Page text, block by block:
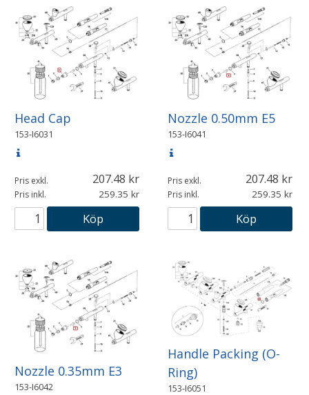
Head Cap
153-I6031
Pris exkl. 207.48
Pris inkl. 259.35
Köp
Nozzle 0.50mm E5
153-I6041
Pris exkl. 207.48
Pris inkl. 259.35
Köp
Nozzle 0.35mm E3
153-I6042
Handle Packing (O-
Ring)
153-I6051